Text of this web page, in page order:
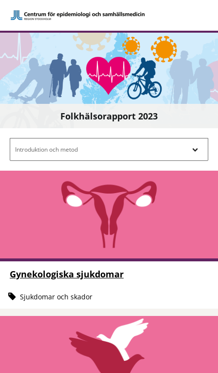
Folkhälsorapport 2023
Introduktion och metod
Gynekologiska sjukdomar
Sjukdomar och skador